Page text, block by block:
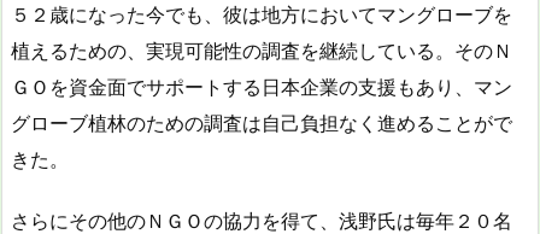
５２歳になった今でも、彼は地方においてマングローブを
植えるための、実現可能性の調査を継続している。そのＮ
ＧＯを資金面でサポートする日本企業の支援もあり、マン
グローブ植林のための調査は自己負担なく進めることがで
きた。
さらにその他のＮＧＯの協力を得て、浅野氏は毎年２０名